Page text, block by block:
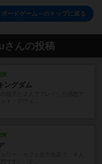
ードゲーム～のトップに戻る
んの投稿
実
ングダム
実